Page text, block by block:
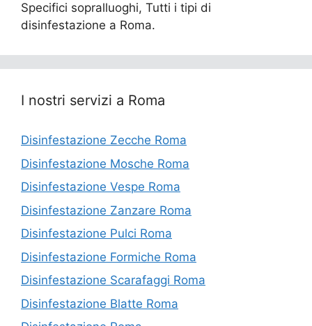
Specifici sopralluoghi, Tutti i tipi di
disinfestazione a Roma.
I nostri servizi a Roma
Disinfestazione Zecche Roma
Disinfestazione Mosche Roma
Disinfestazione Vespe Roma
Disinfestazione Zanzare Roma
Disinfestazione Pulci Roma
Disinfestazione Formiche Roma
Disinfestazione Scarafaggi Roma
Disinfestazione Blatte Roma